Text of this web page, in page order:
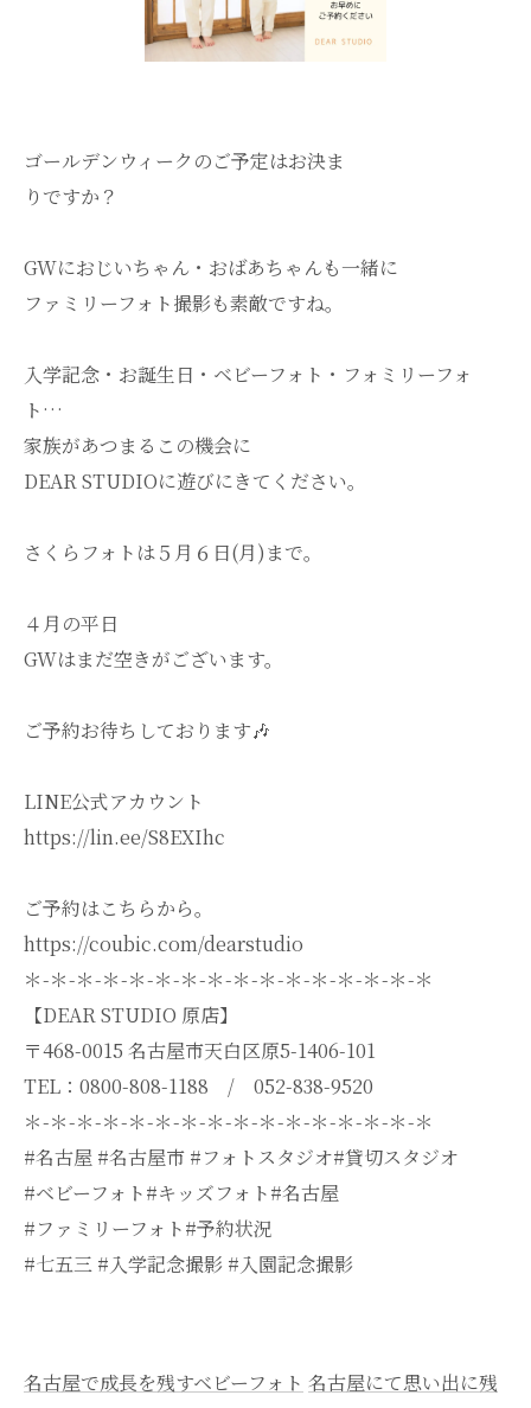
ゴールデンウィークのご予定はお決ま
りですか？
GWにおじいちゃん・おばあちゃんも一緒に
ファミリーフォト撮影も素敵ですね。
入学記念・お誕生日・ベビーフォト・フォミリーフォ
ト…
家族があつまるこの機会に
DEAR STUDIOに遊びにきてください。
さくらフォトは５月６日(月)まで。
４月の平日
GWはまだ空きがございます。
ご予約お待ちしております🎶
LINE公式アカウント
https://lin.ee/S8EXIhc
ご予約はこちらから。
https://coubic.com/dearstudio
＊-＊-＊-＊-＊-＊-＊-＊-＊-＊-＊-＊-＊-＊-＊-＊
【DEAR STUDIO 原店】
〒468-0015 名古屋市天白区原5-1406-101
TEL：0800-808-1188 / 052-838-9520
＊-＊-＊-＊-＊-＊-＊-＊-＊-＊-＊-＊-＊-＊-＊-＊
#名古屋 #名古屋市 #フォトスタジオ#貸切スタジオ
#ベビーフォト#キッズフォト#名古屋
#ファミリーフォト#予約状況
#七五三 #入学記念撮影 #入園記念撮影
名古屋で成長を残すベビーフォト 名古屋にて思い出に残